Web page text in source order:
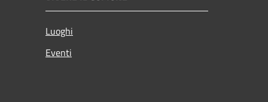
Luoghi
Eventi